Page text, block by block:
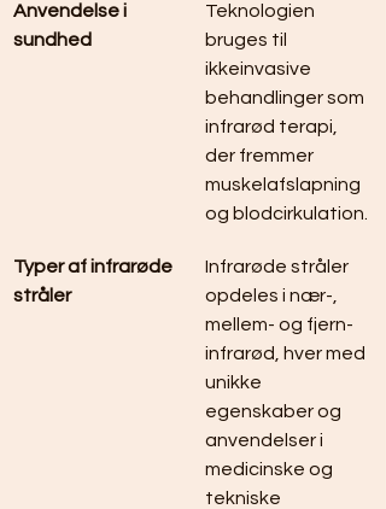
Anvendelse i
sundhed
Teknologien
bruges til
ikkeinvasive
behandlinger som
infrarød terapi,
der fremmer
muskelafslapning
og blodcirkulation.
Typer af infrarøde
stråler
Infrarøde stråler
opdeles i nær-,
mellem- og fjern-
infrarød, hver med
unikke
egenskaber og
anvendelser i
medicinske og
tekniske